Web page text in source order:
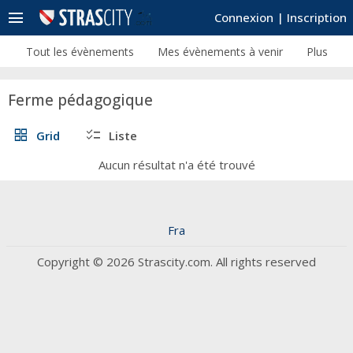
Connexion | Inscription
menu
Tout les évènements Mes évènements à venir Plus
Ferme pédagogique
grid_view Grid checklist Liste
Aucun résultat n'a été trouvé
Fra
Copyright © 2026 Strascity.com. All rights reserved